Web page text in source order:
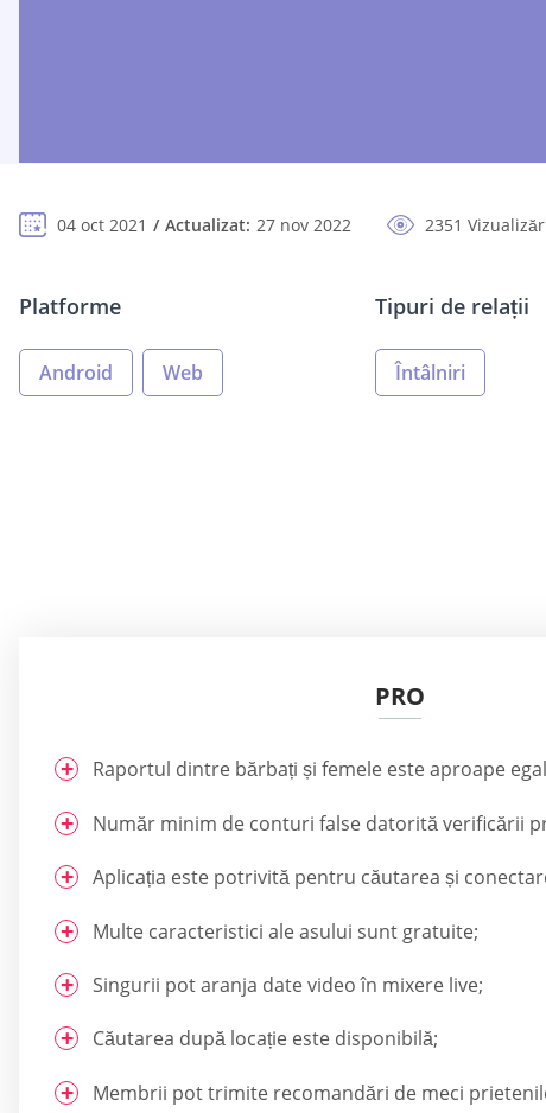
04 oct 2021 Actualizat: 27 nov 2022 2351
Platforme
Android Web
Tipuri de relații
Întâlniri
PRO
Raportul dintre bărbați și femele este aproape
Număr minim de conturi false datorită verificării
Aplicația este potrivită pentru căutarea și
Multe caracteristici ale asului sunt gratuite;
Singurii pot aranja date video în mixere live;
Căutarea după locație este disponibilă;
Membrii pot trimite recomandări de meci